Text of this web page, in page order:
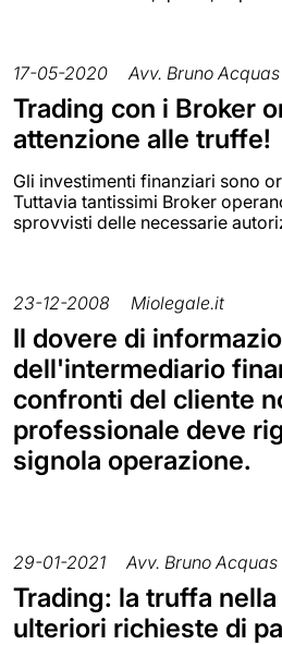
17-05-2020 Avv. Bruno Acquas
Trading con i Broker
attenzione alle truffe!
Gli investimenti finanziari sono
Tuttavia tantissimi Broker
sprovvisti delle necessarie
23-12-2008 Miolegale.it
Il dovere di
dell'intermediario
confronti del cliente
professionale deve
signola operazione.
29-01-2021 Avv. Bruno Acquas
Trading: la truffa
ulteriori richieste di